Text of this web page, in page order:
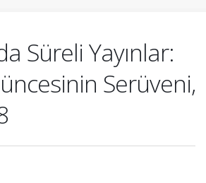
Süreli Yayınlar:
Serüveni,